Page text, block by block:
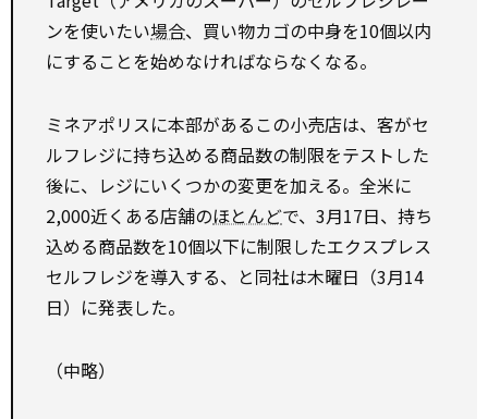
ンを使いたい場合、買い物カゴの中身を10個以内
にすることを始めなければならなくなる。
ミネアポリスに本部があるこの小売店は、客がセ
ルフレジに持ち込める商品数の制限をテストした
後に、レジにいくつかの変更を加える。全米に
2,000近くある店舗のほとんどで、3月17日、持ち
込める商品数を10個以下に制限したエクスプレス
セルフレジを導入する、と同社は木曜日（3月14
日）に発表した。
（中略）